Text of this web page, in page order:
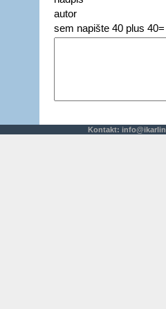
autor
sem napište 40 plus 40=
Kontakt: